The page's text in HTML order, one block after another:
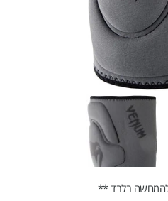
בלבד **